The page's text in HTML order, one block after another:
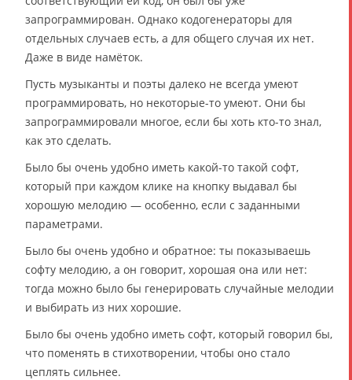
запрограммирован. Однако кодогенераторы для
отдельных случаев есть, а для общего случая их нет.
Даже в виде намёток.
Пусть музыканты и поэты далеко не всегда умеют
программировать, но некоторые-то умеют. Они бы
запрограммировали многое, если бы хоть кто-то знал,
как это сделать.
Было бы очень удобно иметь какой-то такой софт,
который при каждом клике на кнопку выдавал бы
хорошую мелодию — особенно, если с заданными
параметрами.
Было бы очень удобно и обратное: ты показываешь
софту мелодию, а он говорит, хорошая она или нет:
тогда можно было бы генерировать случайные мелодии
и выбирать из них хорошие.
Было бы очень удобно иметь софт, который говорил бы,
что поменять в стихотворении, чтобы оно стало
цеплять сильнее.